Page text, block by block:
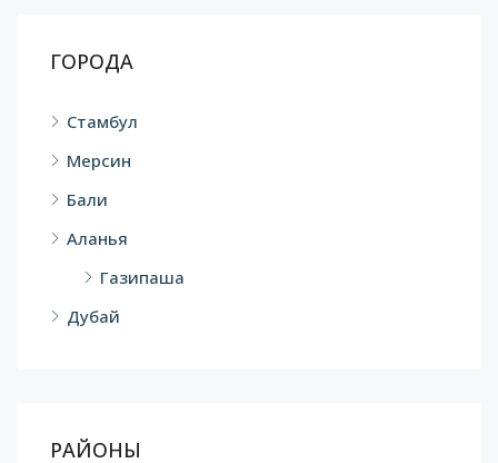
ГОРОДА
Стамбул
Мерсин
Бали
Аланья
Газипаша
Дубай
РАЙОНЫ